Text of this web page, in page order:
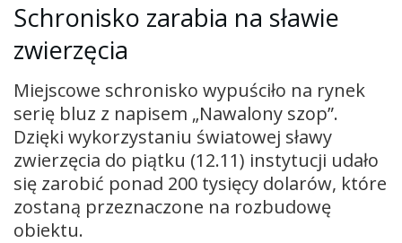
Schronisko zarabia na sławie
zwierzęcia
Miejscowe schronisko wypuściło na rynek
serię bluz z napisem „Nawalony szop”.
Dzięki wykorzystaniu światowej sławy
zwierzęcia do piątku (12.11) instytucji udało
się zarobić ponad 200 tysięcy dolarów, które
zostaną przeznaczone na rozbudowę
obiektu.